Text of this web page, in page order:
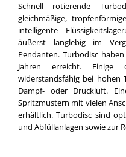
Schnell rotierende
gleichmäßige,
intelligente
äußerst langlebig im
Pendanten. Turbodisc
Jahren erreicht.
widerstandsfähig bei
Dampf- oder Druckluft.
Spritzmustern mit vielen
erhältlich. Turbodisc sind
und Abfüllanlagen sowie zur